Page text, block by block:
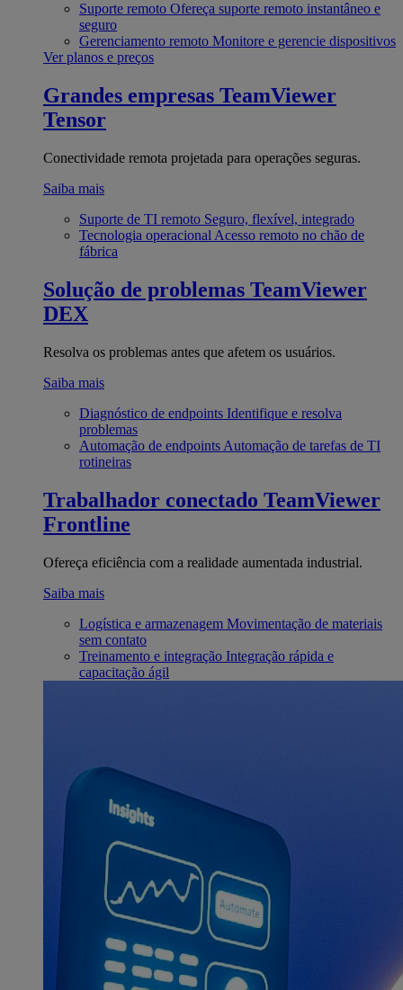
Suporte remoto Ofereça suporte remoto instantâneo e
seguro
Gerenciamento remoto Monitore e gerencie dispositivos
Ver planos e preços
Grandes empresas TeamViewer
Tensor
Conectividade remota projetada para operações seguras.
Saiba mais
Suporte de TI remoto Seguro, flexível, integrado
Tecnologia operacional Acesso remoto no chão de
fábrica
Solução de problemas TeamViewer
DEX
Resolva os problemas antes que afetem os usuários.
Saiba mais
Diagnóstico de endpoints Identifique e resolva
problemas
Automação de endpoints Automação de tarefas de TI
rotineiras
Trabalhador conectado TeamViewer
Frontline
Ofereça eficiência com a realidade aumentada industrial.
Saiba mais
Logística e armazenagem Movimentação de materiais
sem contato
Treinamento e integração Integração rápida e
capacitação ágil